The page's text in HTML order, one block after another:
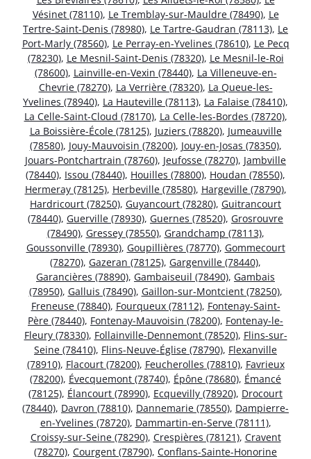
Vésinet (78110), Le Tremblay-sur-Mauldre (78490), Le
Tertre-Saint-Denis (78980), Le Tartre-Gaudran (78113), Le
Port-Marly (78560), Le Perray-en-Yvelines (78610), Le Pecq
(78230), Le Mesnil-Saint-Denis (78320), Le Mesnil-le-Roi
(78600), Lainville-en-Vexin (78440), La Villeneuve-en-
Chevrie (78270), La Verrière (78320), La Queue-les-
Yvelines (78940), La Hauteville (78113), La Falaise (78410),
La Celle-Saint-Cloud (78170), La Celle-les-Bordes (78720),
La Boissière-École (78125), Juziers (78820), Jumeauville
(78580), Jouy-Mauvoisin (78200), Jouy-en-Josas (78350),
Jouars-Pontchartrain (78760), Jeufosse (78270), Jambville
(78440), Issou (78440), Houilles (78800), Houdan (78550),
Hermeray (78125), Herbeville (78580), Hargeville (78790),
Hardricourt (78250), Guyancourt (78280), Guitrancourt
(78440), Guerville (78930), Guernes (78520), Grosrouvre
(78490), Gressey (78550), Grandchamp (78113),
Goussonville (78930), Goupillières (78770), Gommecourt
(78270), Gazeran (78125), Gargenville (78440),
Garancières (78890), Gambaiseuil (78490), Gambais
(78950), Galluis (78490), Gaillon-sur-Montcient (78250),
Freneuse (78840), Fourqueux (78112), Fontenay-Saint-
Père (78440), Fontenay-Mauvoisin (78200), Fontenay-le-
Fleury (78330), Follainville-Dennemont (78520), Flins-sur-
Seine (78410), Flins-Neuve-Église (78790), Flexanville
(78910), Flacourt (78200), Feucherolles (78810), Favrieux
(78200), Évecquemont (78740), Épône (78680), Émancé
(78125), Élancourt (78990), Ecquevilly (78920), Drocourt
(78440), Davron (78810), Dannemarie (78550), Dampierre-
en-Yvelines (78720), Dammartin-en-Serve (78111),
Croissy-sur-Seine (78290), Crespières (78121), Cravent
(78270), Courgent (78790), Conflans-Sainte-Honorine